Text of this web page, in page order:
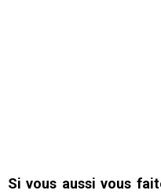
Si vous aussi vous